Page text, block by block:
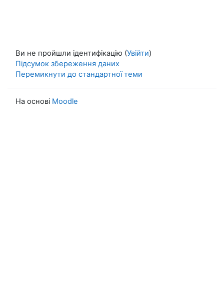
Ви не пройшли ідентифікацію (Увійти)
Підсумок збереження даних
Перемикнути до стандартної теми
На основі Moodle